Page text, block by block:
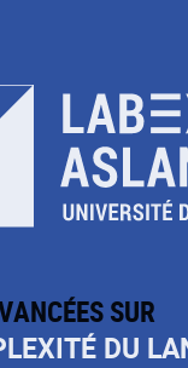
SUR
DU